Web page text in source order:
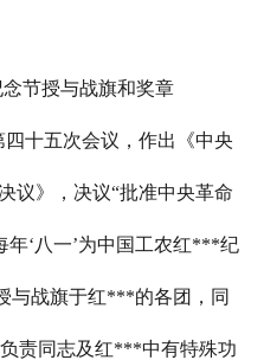
念节授与战旗和奖章
十五次会议，作出《中央
议》，决议“批准中央革命
‘八一’为中国工农红***纪
与战旗于红***的各团，同
责同志及红***中有特殊功